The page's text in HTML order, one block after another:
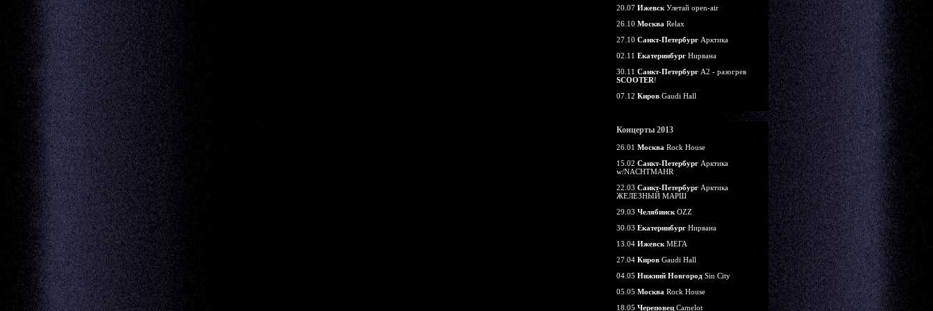
20.07 Ижевск Улетай open-air
26.10 Москва Relax
27.10 Санкт-Петербург Арктика
02.11 Екатеринбург Нирвана
30.11 Санкт-Петербург А2 - разогрев
SCOOTER!
07.12 Киров Gaudi Hall
Концерты 2013
26.01 Москва Rock House
15.02 Санкт-Петербург Арктика
w/NACHTMAHR
22.03 Санкт-Петербург Арктика
ЖЕЛЕЗНЫЙ МАРШ
29.03 Челябинск OZZ
30.03 Екатеринбург Нирвана
13.04 Ижевск МЕГА
27.04 Киров Gaudi Hall
04.05 Нижний Новгород Sin City
05.05 Москва Rock House
18.05 Череповец Camelot